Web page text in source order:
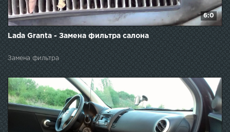
6:0
Lada Granta - Замена фильтра салона
Замена фильтра